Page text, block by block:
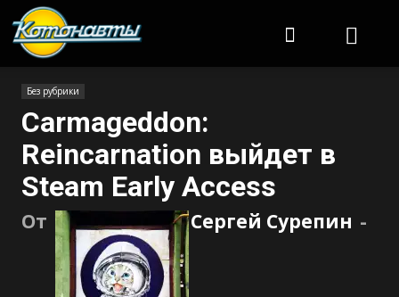
Без рубрики
Carmageddon:
Reincarnation выйдет в
Steam Early Access
От Сергей Сурепин -